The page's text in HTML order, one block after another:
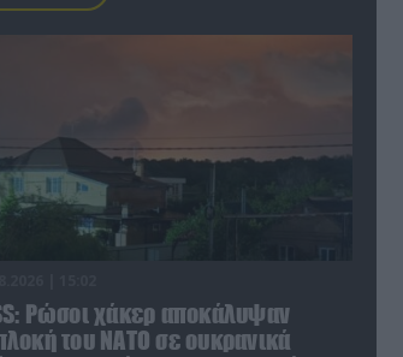
Ρώσοι χάκερ αποκάλυψαν
του ΝΑΤΟ σε ουκρανικά